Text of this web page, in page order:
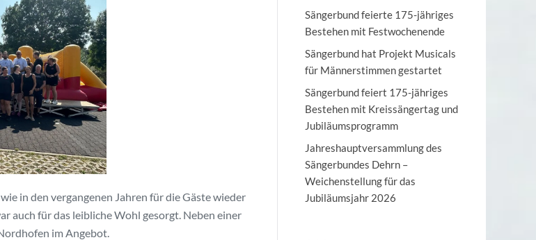
in den vergangenen Jahren für die Gäste wieder
auch für das leibliche Wohl gesorgt. Neben einer
im Angebot.
Sängerbund feierte 175-jähriges
Bestehen mit Festwochenende
Sängerbund hat Projekt Musicals
für Männerstimmen gestartet
Sängerbund feiert 175-jähriges
Bestehen mit Kreissängertag und
Jubiläumsprogramm
Jahreshauptversammlung des
Sängerbundes Dehrn –
Weichenstellung für das
Jubiläumsjahr 2026